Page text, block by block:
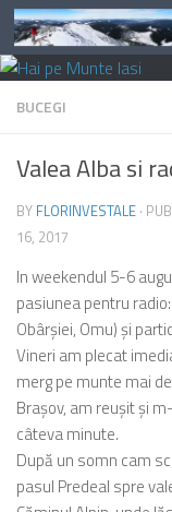
Skip to content
BUCEGI
Valea Alba si
BY FLORINVESTALE ·
16, 2017
In weekendul 5-6
pasiunea pentru
Obârșiei, Omu) și
Vineri am plecat
merg pe munte mai
Brașov, am reușit și
câteva minute.
După un somn cam
pasul Predeal spre